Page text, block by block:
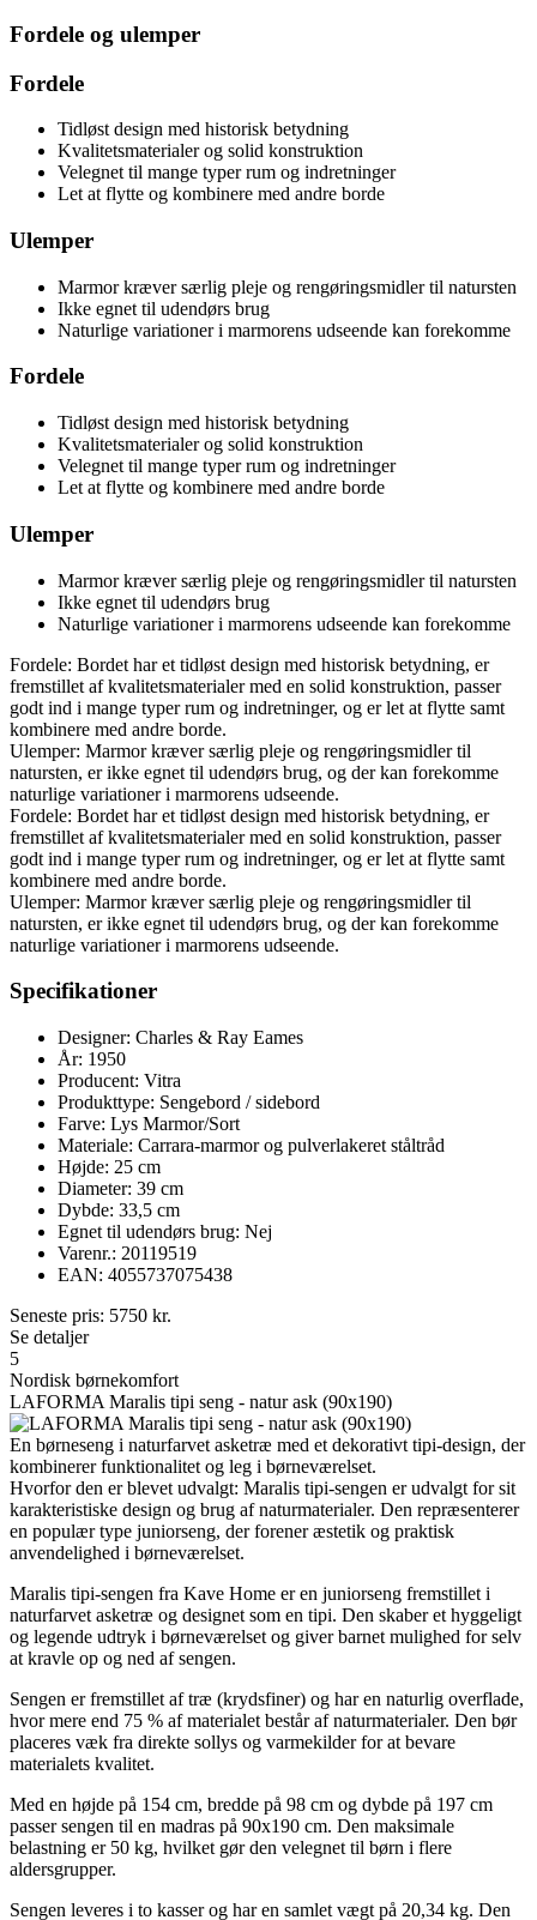
Fordele og ulemper
Fordele
Tidløst design med historisk betydning
Kvalitetsmaterialer og solid konstruktion
Velegnet til mange typer rum og indretninger
Let at flytte og kombinere med andre borde
Ulemper
Marmor kræver særlig pleje og rengøringsmidler til natursten
Ikke egnet til udendørs brug
Naturlige variationer i marmorens udseende kan forekomme
Fordele
Tidløst design med historisk betydning
Kvalitetsmaterialer og solid konstruktion
Velegnet til mange typer rum og indretninger
Let at flytte og kombinere med andre borde
Ulemper
Marmor kræver særlig pleje og rengøringsmidler til natursten
Ikke egnet til udendørs brug
Naturlige variationer i marmorens udseende kan forekomme
Fordele: Bordet har et tidløst design med historisk betydning, er
fremstillet af kvalitetsmaterialer med en solid konstruktion, passer
godt ind i mange typer rum og indretninger, og er let at flytte samt
kombinere med andre borde.
Ulemper: Marmor kræver særlig pleje og rengøringsmidler til
natursten, er ikke egnet til udendørs brug, og der kan forekomme
naturlige variationer i marmorens udseende.
Fordele: Bordet har et tidløst design med historisk betydning, er
fremstillet af kvalitetsmaterialer med en solid konstruktion, passer
godt ind i mange typer rum og indretninger, og er let at flytte samt
kombinere med andre borde.
Ulemper: Marmor kræver særlig pleje og rengøringsmidler til
natursten, er ikke egnet til udendørs brug, og der kan forekomme
naturlige variationer i marmorens udseende.
Specifikationer
Designer: Charles & Ray Eames
År: 1950
Producent: Vitra
Produkttype: Sengebord / sidebord
Farve: Lys Marmor/Sort
Materiale: Carrara-marmor og pulverlakeret ståltråd
Højde: 25 cm
Diameter: 39 cm
Dybde: 33,5 cm
Egnet til udendørs brug: Nej
Varenr.: 20119519
EAN: 4055737075438
Seneste pris: 5750 kr.
Se detaljer
5
Nordisk børnekomfort
LAFORMA Maralis tipi seng - natur ask (90x190)
En børneseng i naturfarvet asketræ med et dekorativt tipi-design, der
kombinerer funktionalitet og leg i børneværelset.
Hvorfor den er blevet udvalgt: Maralis tipi-sengen er udvalgt for sit
karakteristiske design og brug af naturmaterialer. Den repræsenterer
en populær type juniorseng, der forener æstetik og praktisk
anvendelighed i børneværelset.
Maralis tipi-sengen fra Kave Home er en juniorseng fremstillet i
naturfarvet asketræ og designet som en tipi. Den skaber et hyggeligt
og legende udtryk i børneværelset og giver barnet mulighed for selv
at kravle op og ned af sengen.
Sengen er fremstillet af træ (krydsfiner) og har en naturlig overflade,
hvor mere end 75 % af materialet består af naturmaterialer. Den bør
placeres væk fra direkte sollys og varmekilder for at bevare
materialets kvalitet.
Med en højde på 154 cm, bredde på 98 cm og dybde på 197 cm
passer sengen til en madras på 90x190 cm. Den maksimale
belastning er 50 kg, hvilket gør den velegnet til børn i flere
aldersgrupper.
Sengen leveres i to kasser og har en samlet vægt på 20,34 kg. Den